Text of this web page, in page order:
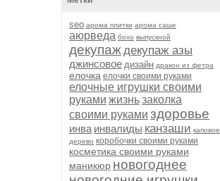
seo арома плитки арома саше
аюрведа бохо выпускной
декупаждекупаж азы
джинсовое дизайн дракон из фетра
елочка елочки своими руками
елочные игрушки своими
руками жизньзаколка
своими руками здоровье
инва инвалиды канзаши каповое
дерево коробочки своими руками
косметика своими руками
маникюр новогоднее